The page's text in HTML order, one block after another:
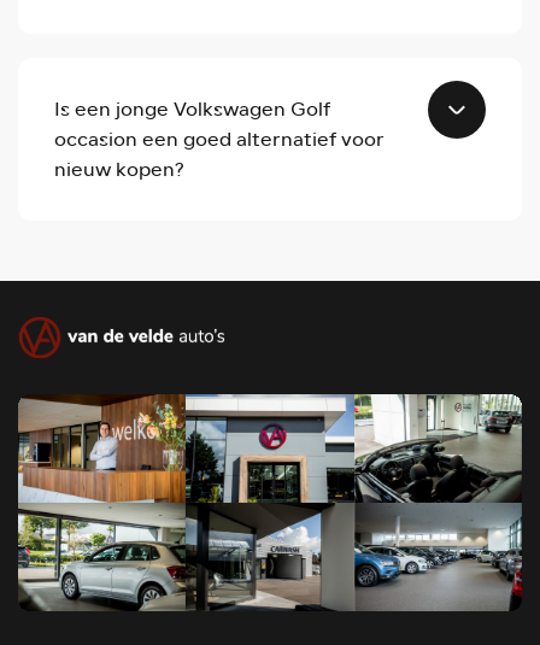
Is een jonge Volkswagen Golf
occasion een goed alternatief voor
nieuw kopen?